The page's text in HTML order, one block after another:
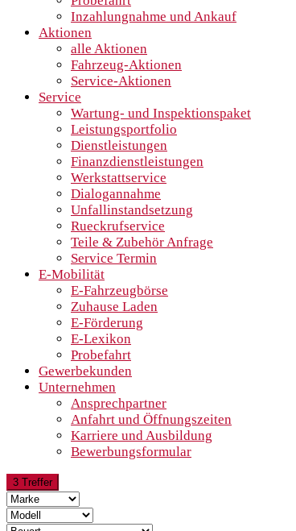
Inzahlungnahme und Ankauf
Aktionen
alle Aktionen
Fahrzeug-Aktionen
Service-Aktionen
Service
Wartung- und Inspektionspaket
Leistungsportfolio
Dienstleistungen
Finanzdienstleistungen
Werkstattservice
Dialogannahme
Unfallinstandsetzung
Rueckrufservice
Teile & Zubehör Anfrage
Service Termin
E-Mobilität
E-Fahrzeugbörse
Zuhause Laden
E-Förderung
E-Lexikon
Probefahrt
Gewerbekunden
Unternehmen
Ansprechpartner
Anfahrt und Öffnungszeiten
Karriere und Ausbildung
Bewerbungsformular
3 Treffer